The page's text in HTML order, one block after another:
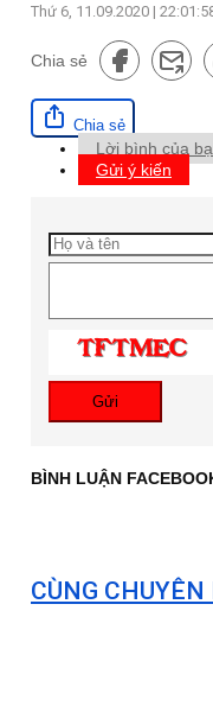
Thứ 6, 11.09.2020 |
Chia sẻ
Chia sẻ
Lời bình của
Gửi ý kiến
Gửi
BÌNH LUẬN
CÙNG CHUYÊN